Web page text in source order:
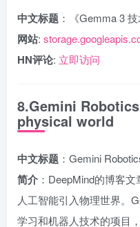
中文标题 ：《Gemma 3
网站:
HN评论: 立即访问
8.Gemini
physical world
中文标题 ：Gemini
简介 ：DeepMind的博客
人工智能引入物理世界。
学习和机器人技术的项目